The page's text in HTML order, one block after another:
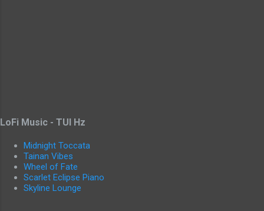
LoFi Music - TUI Hz
Midnight Toccata
Tainan Vibes
Wheel of Fate
Scarlet Eclipse Piano
Skyline Lounge